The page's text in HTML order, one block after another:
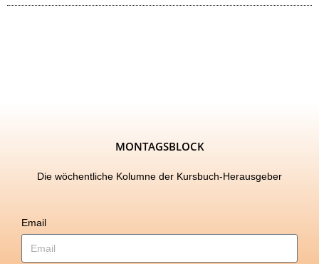
MONTAGSBLOCK
Die wöchentliche Kolumne der Kursbuch-Herausgeber
Email